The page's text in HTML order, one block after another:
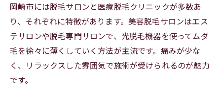
岡崎市には脱毛サロンと医療脱毛クリニックが多数あ
り、それぞれに特徴があります。美容脱毛サロンはエス
テサロンや脱毛専門サロンで、光脱毛機器を使ってムダ
毛を徐々に薄くしていく方法が主流です。痛みが少な
く、リラックスした雰囲気で施術が受けられるのが魅力
です。